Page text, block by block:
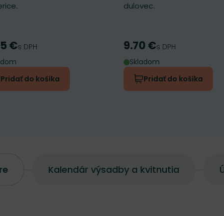
€s DPH
Pridať do košíka
dulovec.
Cena
9.70 €s DPH
Skladom
Pridať do košíka
Kalendár výsadby a kvitnutia